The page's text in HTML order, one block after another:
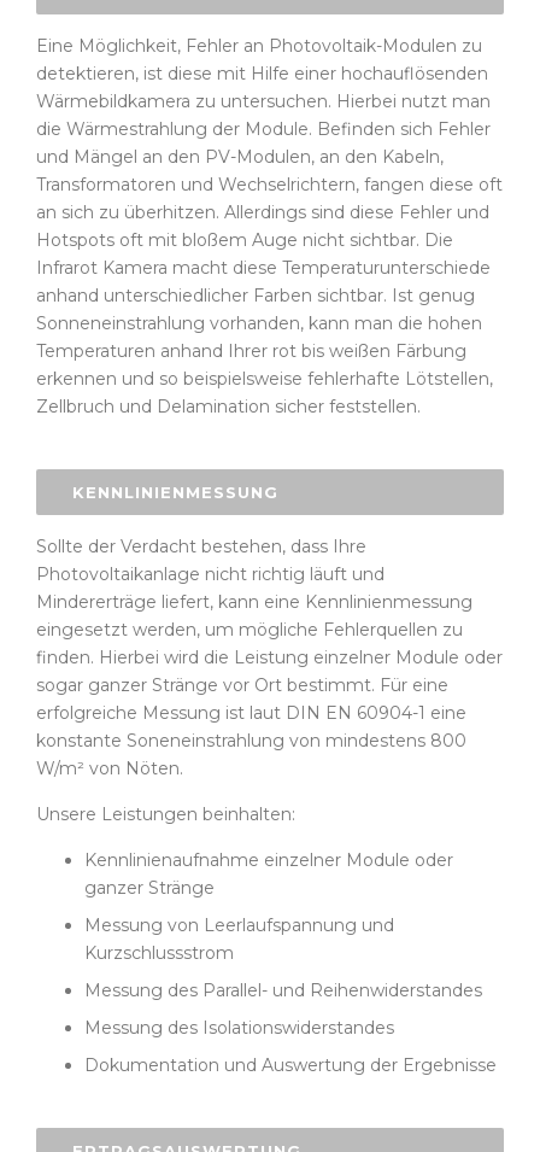
Eine Möglichkeit, Fehler an Photovoltaik-Modulen zu
detektieren, ist diese mit Hilfe einer hochauflösenden
Wärmebildkamera zu untersuchen. Hierbei nutzt man
die Wärmestrahlung der Module. Befinden sich Fehler
und Mängel an den PV-Modulen, an den Kabeln,
Transformatoren und Wechselrichtern, fangen diese oft
an sich zu überhitzen. Allerdings sind diese Fehler und
Hotspots oft mit bloßem Auge nicht sichtbar. Die
Infrarot Kamera macht diese Temperaturunterschiede
anhand unterschiedlicher Farben sichtbar. Ist genug
Sonneneinstrahlung vorhanden, kann man die hohen
Temperaturen anhand Ihrer rot bis weißen Färbung
erkennen und so beispielsweise fehlerhafte Lötstellen,
Zellbruch und Delamination sicher feststellen.
KENNLINIENMESSUNG
Sollte der Verdacht bestehen, dass Ihre
Photovoltaikanlage nicht richtig läuft und
Mindererträge liefert, kann eine Kennlinienmessung
eingesetzt werden, um mögliche Fehlerquellen zu
finden. Hierbei wird die Leistung einzelner Module oder
sogar ganzer Stränge vor Ort bestimmt. Für eine
erfolgreiche Messung ist laut DIN EN 60904-1 eine
konstante Soneneinstrahlung von mindestens 800
W/m² von Nöten.
Unsere Leistungen beinhalten:
Kennlinienaufnahme einzelner Module oder
ganzer Stränge
Messung von Leerlaufspannung und
Kurzschlussstrom
Messung des Parallel- und Reihenwiderstandes
Messung des Isolationswiderstandes
Dokumentation und Auswertung der Ergebnisse